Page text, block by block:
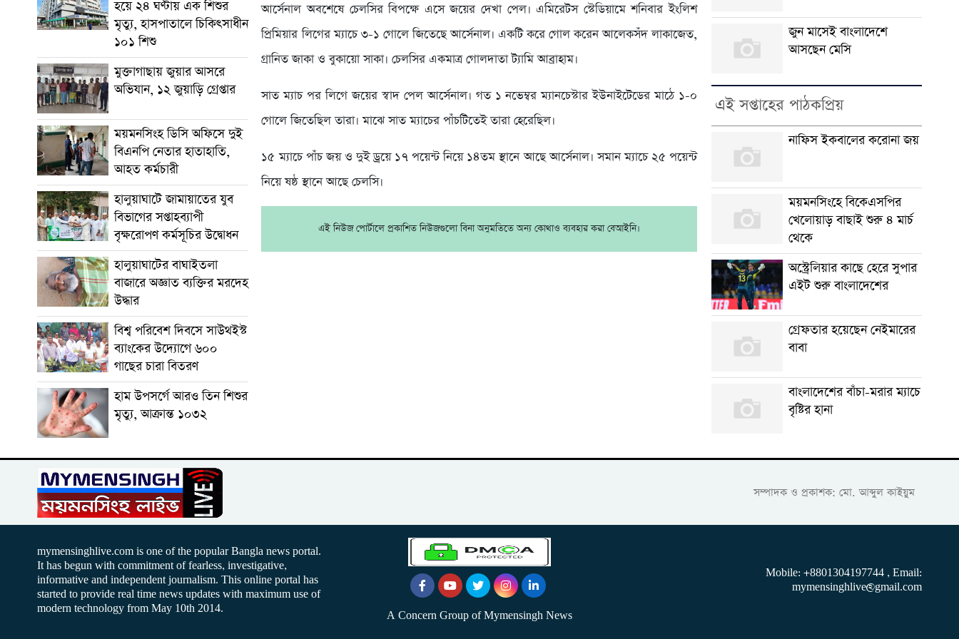
হয়ে ২৪ ঘণ্টায় এক শিশুর
মৃত্যু, হাসপাতালে চিকিৎসাধীন
১০১ শিশু
মুক্তাগাছায় জুয়ার আসরে
অভিযান, ১২ জুয়াড়ি গ্রেপ্তার
ময়মনসিংহ ডিসি অফিসে দুই
বিএনপি নেতার হাতাহাতি,
আহত কর্মচারী
হালুয়াঘাটে জামায়াতের যুব
বিভাগের সপ্তাহব্যাপী
বৃক্ষরোপণ কর্মসূচির উদ্বোধন
হালুয়াঘাটের বাঘাইতলা
বাজারে অজ্ঞাত ব্যক্তির মরদেহ
উদ্ধার
বিশ্ব পরিবেশ দিবসে সাউথইস্ট
ব্যাংকের উদ্যোগে ৬০০
গাছের চারা বিতরণ
হাম উপসর্গে আরও তিন শিশুর
মৃত্যু, আক্রান্ত ১০৩২
আর্সেনাল অবশেষে চেলসির বিপক্ষে এসে জয়ের দেখা পেল। এমিরেটস স্টেডিয়ামে শনিবার ইংলিশ
প্রিমিয়ার লিগের ম্যাচে ৩-১ গোলে জিতেছে আর্সেনাল। একটি করে গোল করেন আলেকসঁদ লাকাজেত,
গ্রানিত জাকা ও বুকায়ো সাকা। চেলসির একমাত্র গোলদাতা ট্যামি আব্রাহাম।
সাত ম্যাচ পর লিগে জয়ের স্বাদ পেল আর্সেনাল। গত ১ নভেম্বর ম্যানচেস্টার ইউনাইটেডের মাঠে ১-০
গোলে জিতেছিল তারা। মাঝে সাত ম্যাচের পাঁচটিতেই তারা হেরেছিল।
১৫ ম্যাচে পাঁচ জয় ও দুই ড্রয়ে ১৭ পয়েন্ট নিয়ে ১৪তম স্থানে আছে আর্সেনাল। সমান ম্যাচে ২৫ পয়েন্ট
নিয়ে ষষ্ঠ স্থানে আছে চেলসি।
এই নিউজ পোর্টালে প্রকাশিত নিউজগুলো বিনা অনুমতিতে অন্য কোথাও ব্যবহার করা বেআইনি।
জুন মাসেই বাংলাদেশে
আসছেন মেসি
এই সপ্তাহের পাঠকপ্রিয়
নাফিস ইকবালের করোনা জয়
ময়মনসিংহে বিকেএসপির
খেলোয়াড় বাছাই শুরু ৪ মার্চ
থেকে
অস্ট্রেলিয়ার কাছে হেরে সুপার
এইট শুরু বাংলাদেশের
গ্রেফতার হয়েছেন নেইমারের
বাবা
বাংলাদেশের বাঁচা-মরার ম্যাচে
বৃষ্টির হানা
সম্পাদক ও প্রকাশক: মো. আব্দুল কাইয়ুম
mymensinghlive.com is one of the popular Bangla news portal.
It has begun with commitment of fearless, investigative,
informative and independent journalism. This online portal has
started to provide real time news updates with maximum use of
modern technology from May 10th 2014.
A Concern Group of Mymensingh News
Mobile: +8801304197744 , Email:
mymensinghlive@gmail.com